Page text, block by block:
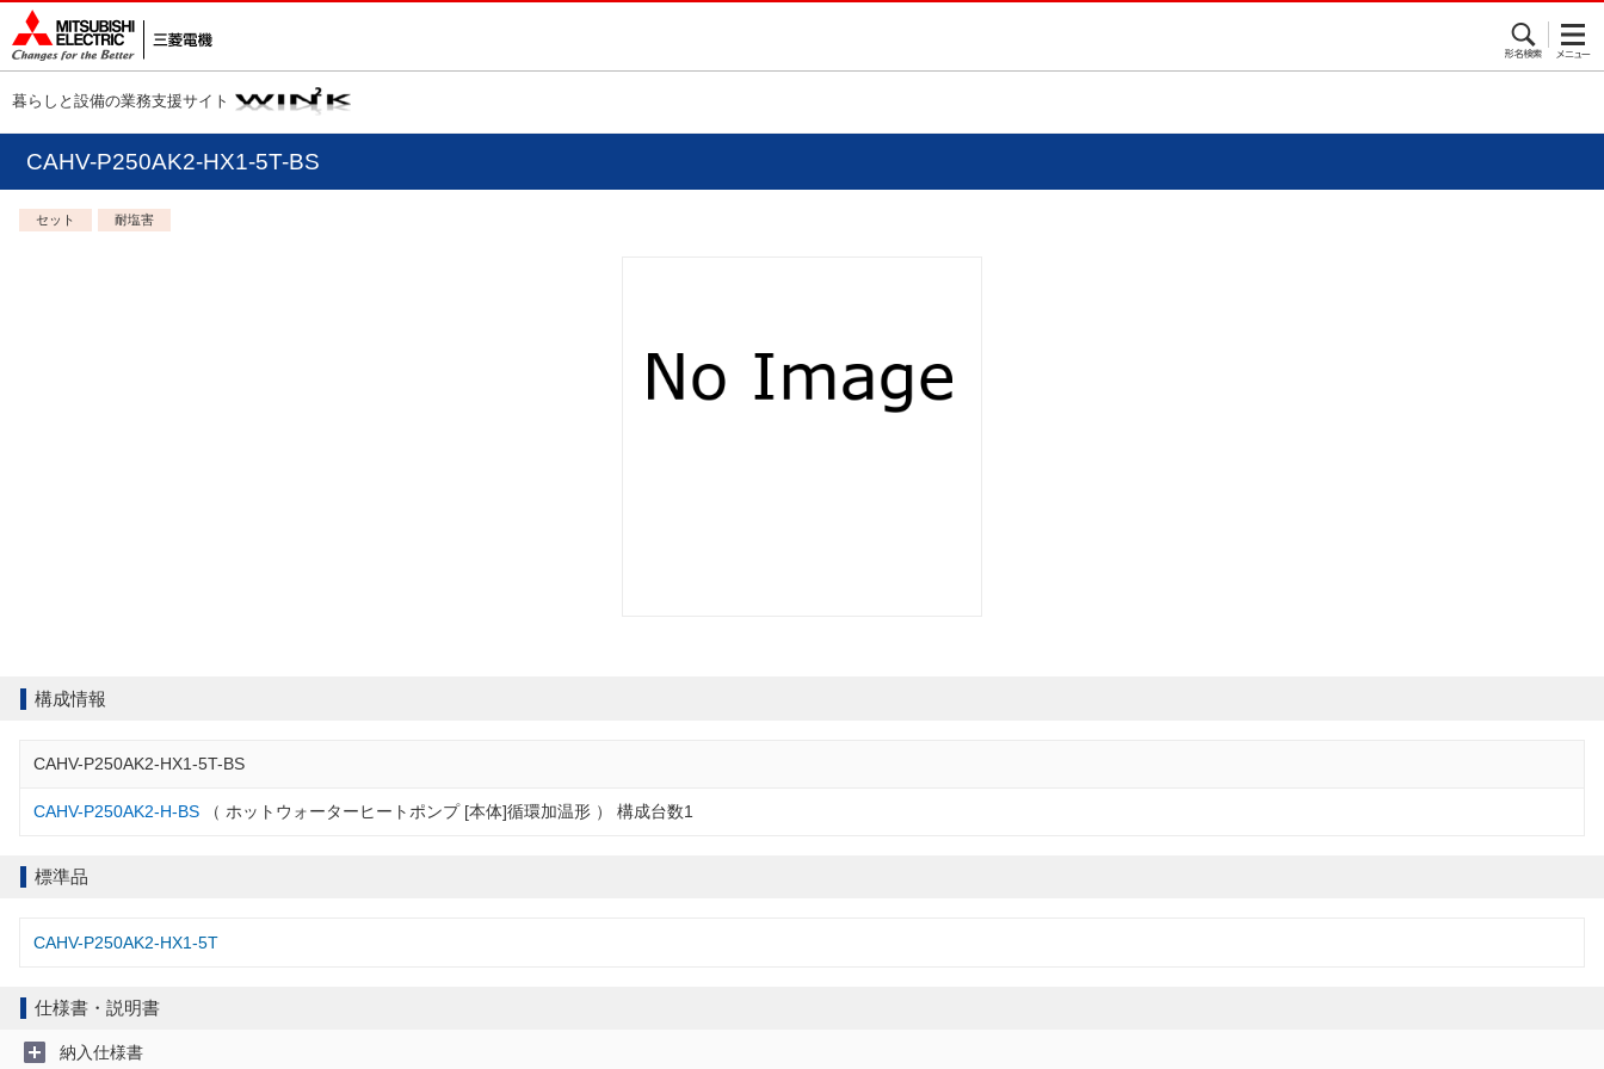
暮らしと設備の業務支援サイト
CAHV-P250AK2-HX1-5T-BS
セット 耐塩害
構成情報
CAHV-P250AK2-HX1-5T-BS
CAHV-P250AK2-H-BS （ ホットウォーターヒートポンプ [本体]循環加温形 ） 構成台数1
標準品
CAHV-P250AK2-HX1-5T
仕様書・説明書
納入仕様書